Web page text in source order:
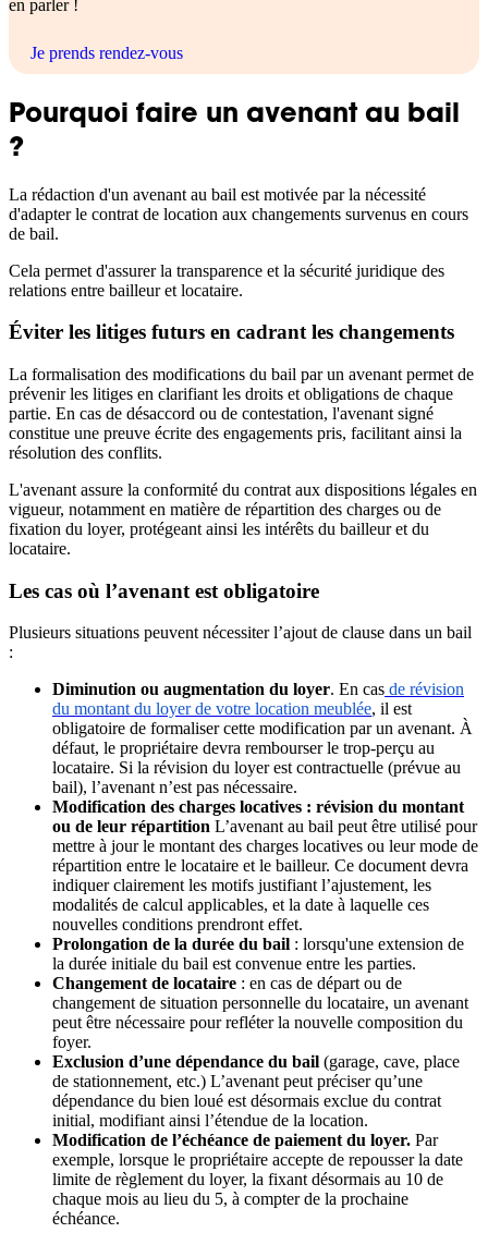
en parler !
Je prends rendez-vous
Pourquoi faire un avenant au bail
?
La rédaction d'un avenant au bail est motivée par la nécessité
d'adapter le contrat de location aux changements survenus en cours
de bail.
Cela permet d'assurer la transparence et la sécurité juridique des
relations entre bailleur et locataire.
Éviter les litiges futurs en cadrant les changements
La formalisation des modifications du bail par un avenant permet de
prévenir les litiges en clarifiant les droits et obligations de chaque
partie. En cas de désaccord ou de contestation, l'avenant signé
constitue une preuve écrite des engagements pris, facilitant ainsi la
résolution des conflits.
L'avenant assure la conformité du contrat aux dispositions légales en
vigueur, notamment en matière de répartition des charges ou de
fixation du loyer, protégeant ainsi les intérêts du bailleur et du
locataire.
Les cas où l’avenant est obligatoire
Plusieurs situations peuvent nécessiter l’ajout de clause dans un bail
:
Diminution ou augmentation du loyer. En cas de révision
du montant du loyer de votre location meublée, il est
obligatoire de formaliser cette modification par un avenant. À
défaut, le propriétaire devra rembourser le trop-perçu au
locataire. Si la révision du loyer est contractuelle (prévue au
bail), l’avenant n’est pas nécessaire.
Modification des charges locatives : révision du montant
ou de leur répartition L’avenant au bail peut être utilisé pour
mettre à jour le montant des charges locatives ou leur mode de
répartition entre le locataire et le bailleur. Ce document devra
indiquer clairement les motifs justifiant l’ajustement, les
modalités de calcul applicables, et la date à laquelle ces
nouvelles conditions prendront effet.
Prolongation de la durée du bail : lorsqu'une extension de
la durée initiale du bail est convenue entre les parties.
Changement de locataire : en cas de départ ou de
changement de situation personnelle du locataire, un avenant
peut être nécessaire pour refléter la nouvelle composition du
foyer.
Exclusion d’une dépendance du bail (garage, cave, place
de stationnement, etc.) L’avenant peut préciser qu’une
dépendance du bien loué est désormais exclue du contrat
initial, modifiant ainsi l’étendue de la location.
Modification de l’échéance de paiement du loyer. Par
exemple, lorsque le propriétaire accepte de repousser la date
limite de règlement du loyer, la fixant désormais au 10 de
chaque mois au lieu du 5, à compter de la prochaine
échéance.